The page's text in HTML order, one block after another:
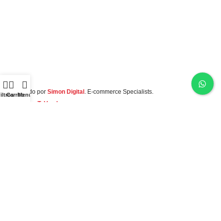
2023 Creado por Simon Digital . E-commerce Specialists.
TuVendes
CarritoMenú